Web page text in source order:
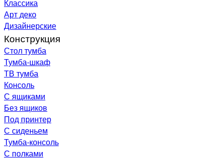
Классика
Арт деко
Дизайнерские
Конструкция
Стол тумба
Тумба-шкаф
ТВ тумба
Консоль
С ящиками
Без ящиков
Под принтер
С сиденьем
Тумба-консоль
С полками